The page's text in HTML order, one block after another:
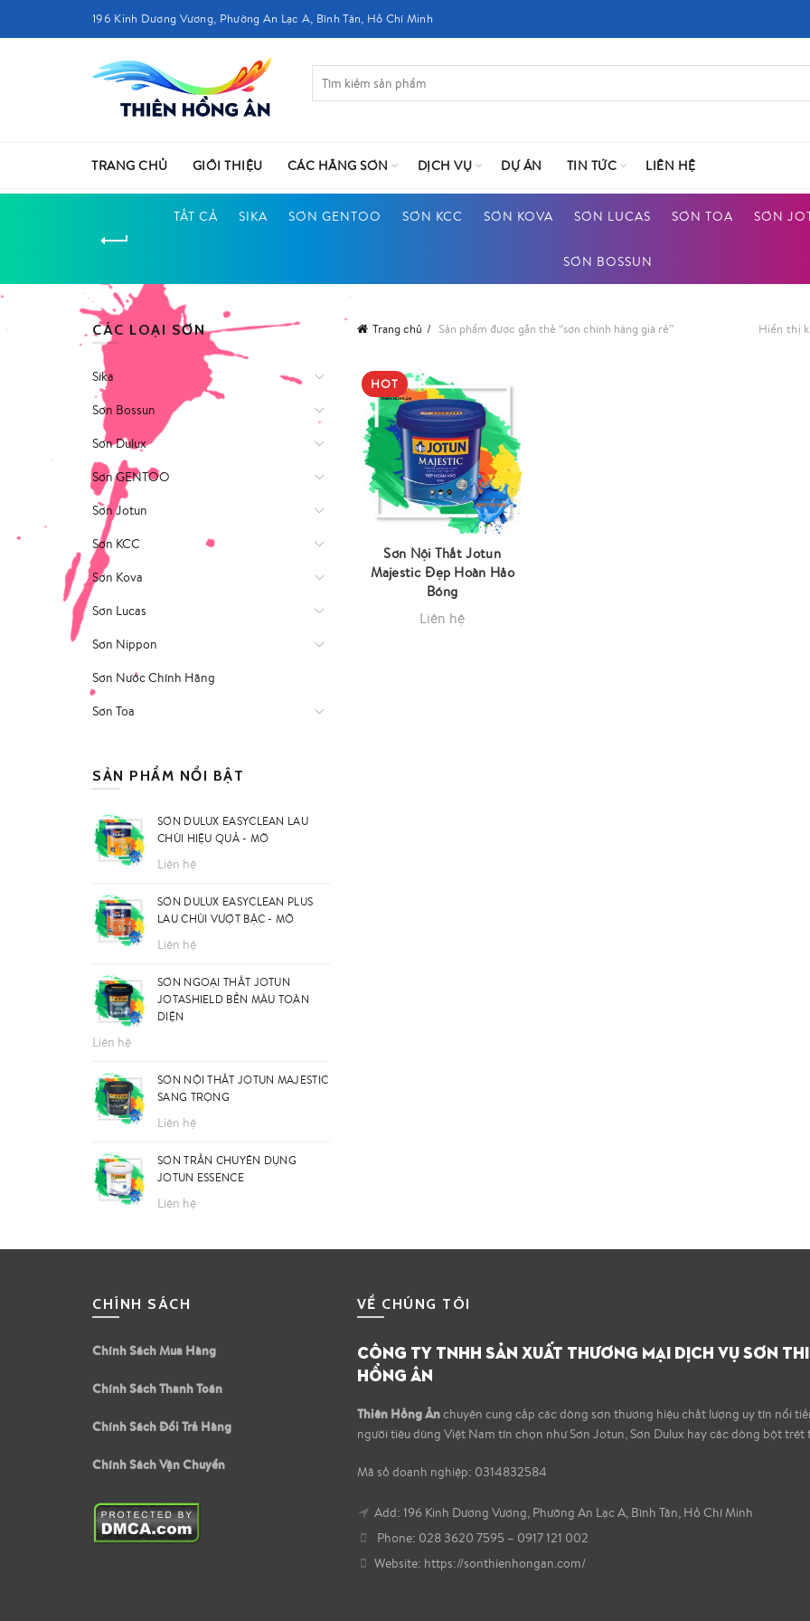
196 Kinh Dương Vương, Phường An Lạc A, Bình Tân, Hồ Chí Minh
TRANG CHỦ GIỚI THIỆU CÁC HÃNG SƠN DỊCH VỤ DỰ ÁN TIN TỨC LIÊN HỆ
TẤT CẢ SIKA SƠN GENTOO SƠN KCC SƠN KOVA SƠN LUCAS SƠN TOA SƠN
SƠN BOSSUN
Trang chủ Sản phẩm được gắn thẻ “sơn chính hãng giá rẻ” Hiển thị
HOT
Sơn Nội Thất Jotun
Majestic Đẹp Hoàn Hảo
Bóng
Liên hệ
CÁC LOẠI SƠN
Sika
Sơn Bossun
Sơn Dulux
Sơn GENTOO
Sơn Jotun
Sơn KCC
Sơn Kova
Sơn Lucas
Sơn Nippon
Sơn Nước Chính Hãng
Sơn Toa
SẢN PHẨM NỔI BẬT
SƠN DULUX EASYCLEAN LAU
CHÙI HIỆU QUẢ - MỜ
Liên hệ
SƠN DULUX EASYCLEAN PLUS
LAU CHÙI VƯỢT BẬC - MỜ
Liên hệ
SƠN NGOẠI THẤT JOTUN
JOTASHIELD BỀN MÀU TOÀN
DIỆN
Liên hệ
SƠN NỘI THẤT JOTUN MAJESTIC
SANG TRỌNG
Liên hệ
SƠN TRẦN CHUYÊN DỤNG
JOTUN ESSENCE
Liên hệ
CHÍNH SÁCH
Chính Sách Mua Hàng
Chính Sách Thanh Toán
Chính Sách Đổi Trả Hàng
Chính Sách Vận Chuyển
VỀ CHÚNG TÔI
CÔNG TY TNHH SẢN XUẤT THƯƠNG MẠI DỊCH VỤ SƠN
HỒNG ÂN
Thiên Hồng Ânchuyên cung cấp các dòng sơn thương hiệu chất lượng uy tín nổi
người tiêu dùng Việt Nam tín chọn như Sơn Jotun, Sơn Dulux hay các dòng bột trét
Mã số doanh nghiệp: 0314832584
Add: 196 Kinh Dương Vương, Phường An Lạc A, Bình Tân, Hồ Chí Minh
Phone: 028 3620 7595 – 0917 121 002
Website: https://sonthienhongan.com/